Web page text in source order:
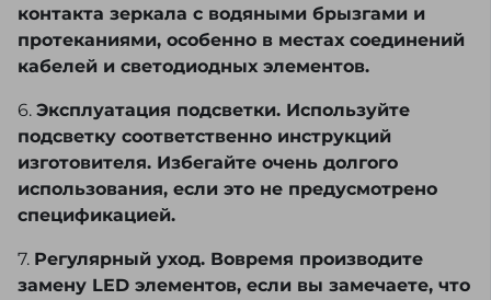
контакта зеркала с водяными брызгами и
протеканиями, особенно в местах соединений
кабелей и светодиодных элементов.
6. Эксплуатация подсветки. Используйте
подсветку соответственно инструкций
изготовителя. Избегайте очень долгого
использования, если это не предусмотрено
спецификацией.
7. Регулярный уход. Вовремя производите
замену LED элементов, если вы замечаете, что